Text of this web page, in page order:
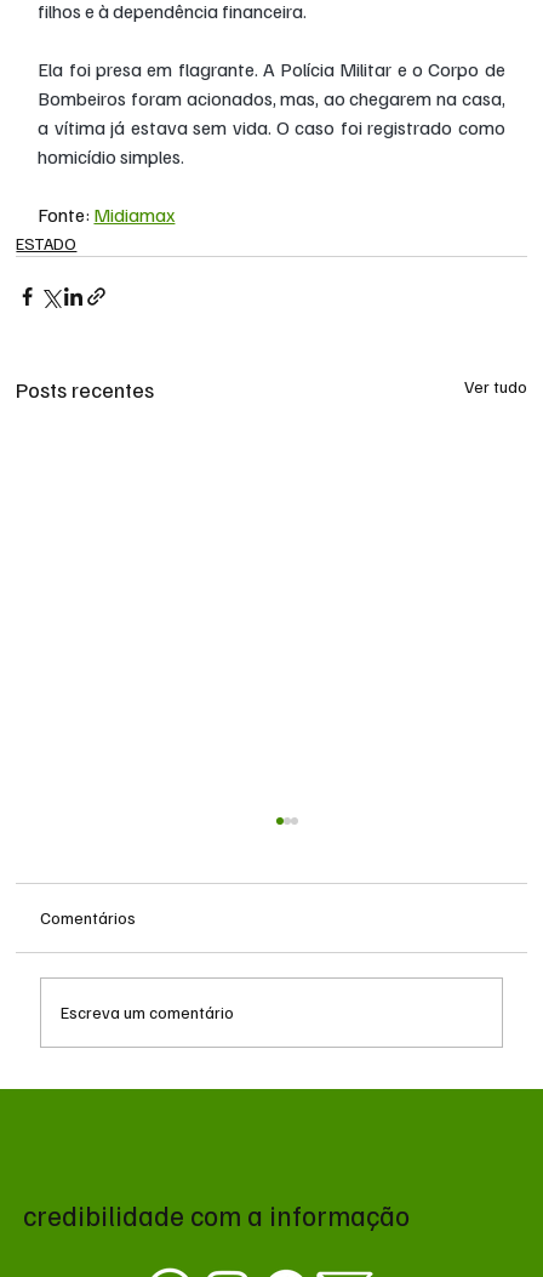
filhos e à dependência financeira.
Ela foi presa em flagrante. A Polícia Militar e o Corpo de
Bombeiros foram acionados, mas, ao chegarem na casa,
a vítima já estava sem vida. O caso foi registrado como
homicídio simples.
Fonte: Midiamax
ESTADO
Posts recentes Ver tudo
Comentários
Escreva um comentário
credibilidade com a informação